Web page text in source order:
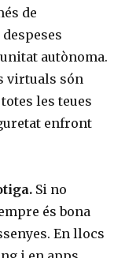
de
autònoma.
virtuals són
les teues
enfront
Si no
és bona
En llocs